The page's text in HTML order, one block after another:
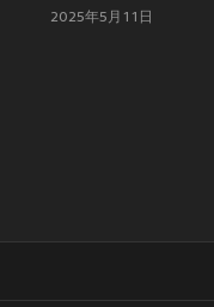
2025年5月11日